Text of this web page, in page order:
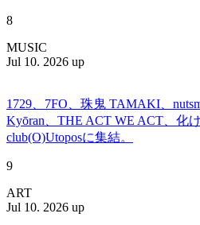
8
MUSIC
Jul 10. 2026 up
1729、7FO、珠鬼 TAMAKI、
Kyōran、THE ACT WE ACT、化
club(O)Utoposに集結。
9
ART
Jul 10. 2026 up